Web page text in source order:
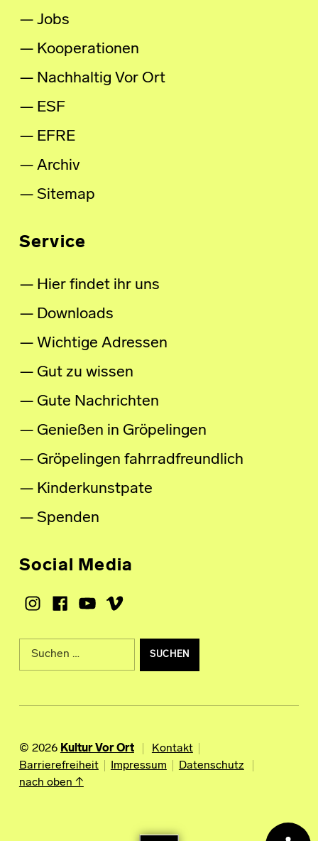
Jobs
Kooperationen
Nachhaltig Vor Ort
ESF
EFRE
Archiv
Sitemap
Service
Hier findet ihr uns
Downloads
Wichtige Adressen
Gut zu wissen
Gute Nachrichten
Genießen in Gröpelingen
Gröpelingen fahrradfreundlich
Kinderkunstpate
Spenden
Social Media
Instagram
Facebook
Youtube
Vimeo
Suche nach:
© 2026 Kultur Vor Ort
Kontakt
Barrierefreiheit
Impressum
Datenschutz
nach oben ↑